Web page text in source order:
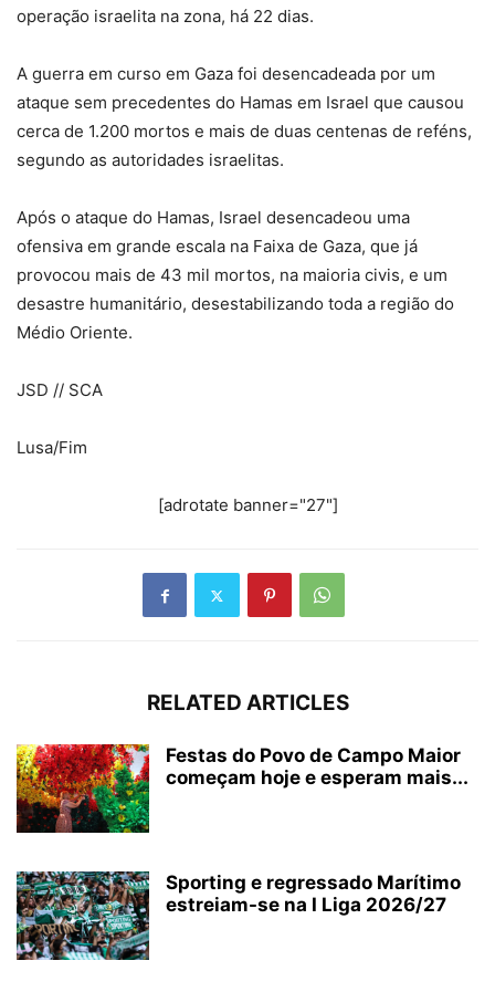
operação israelita na zona, há 22 dias.
A guerra em curso em Gaza foi desencadeada por um
ataque sem precedentes do Hamas em Israel que causou
cerca de 1.200 mortos e mais de duas centenas de reféns,
segundo as autoridades israelitas.
Após o ataque do Hamas, Israel desencadeou uma
ofensiva em grande escala na Faixa de Gaza, que já
provocou mais de 43 mil mortos, na maioria civis, e um
desastre humanitário, desestabilizando toda a região do
Médio Oriente.
JSD // SCA
Lusa/Fim
[adrotate banner="27"]
RELATED ARTICLES
Festas do Povo de Campo Maior
começam hoje e esperam mais...
Sporting e regressado Marítimo
estreiam-se na I Liga 2026/27